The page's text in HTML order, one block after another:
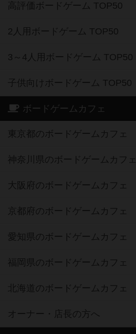
高評価ボードゲーム TOP50
2人用ボードゲーム TOP50
3～4人用ボードゲーム TOP50
子供向けボードゲーム TOP50
ボードゲームカフェ
東京都のボードゲームカフェ
神奈川県のボードゲームカフェ
大阪府のボードゲームカフェ
京都府のボードゲームカフェ
愛知県のボードゲームカフェ
福岡県のボードゲームカフェ
北海道のボードゲームカフェ
オーナー・店長の方へ